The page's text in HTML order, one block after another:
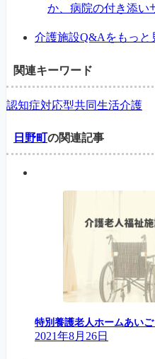
か、病院の付き添い
介護施設Q&Aをもっと
関連キーワード
認知症対応型共同生活介護
日野町の関連記事
特別養護老人ホームあいご
2021年8月26日